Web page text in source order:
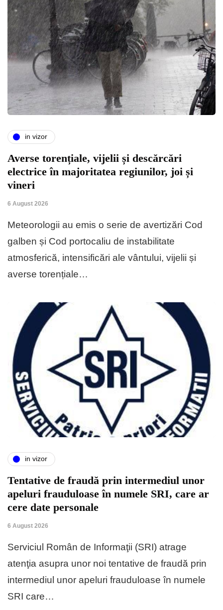
in vizor
Averse torențiale, vijelii și descărcări
electrice în majoritatea regiunilor, joi și
vineri
6 August 2026
Meteorologii au emis o serie de avertizări Cod
galben și Cod portocaliu de instabilitate
atmosferică, intensificări ale vântului, vijelii și
averse torențiale…
in vizor
Tentative de fraudă prin intermediul unor
apeluri frauduloase în numele SRI, care ar
cere date personale
6 August 2026
Serviciul Român de Informaţii (SRI) atrage
atenţia asupra unor noi tentative de fraudă prin
intermediul unor apeluri frauduloase în numele
SRI care…